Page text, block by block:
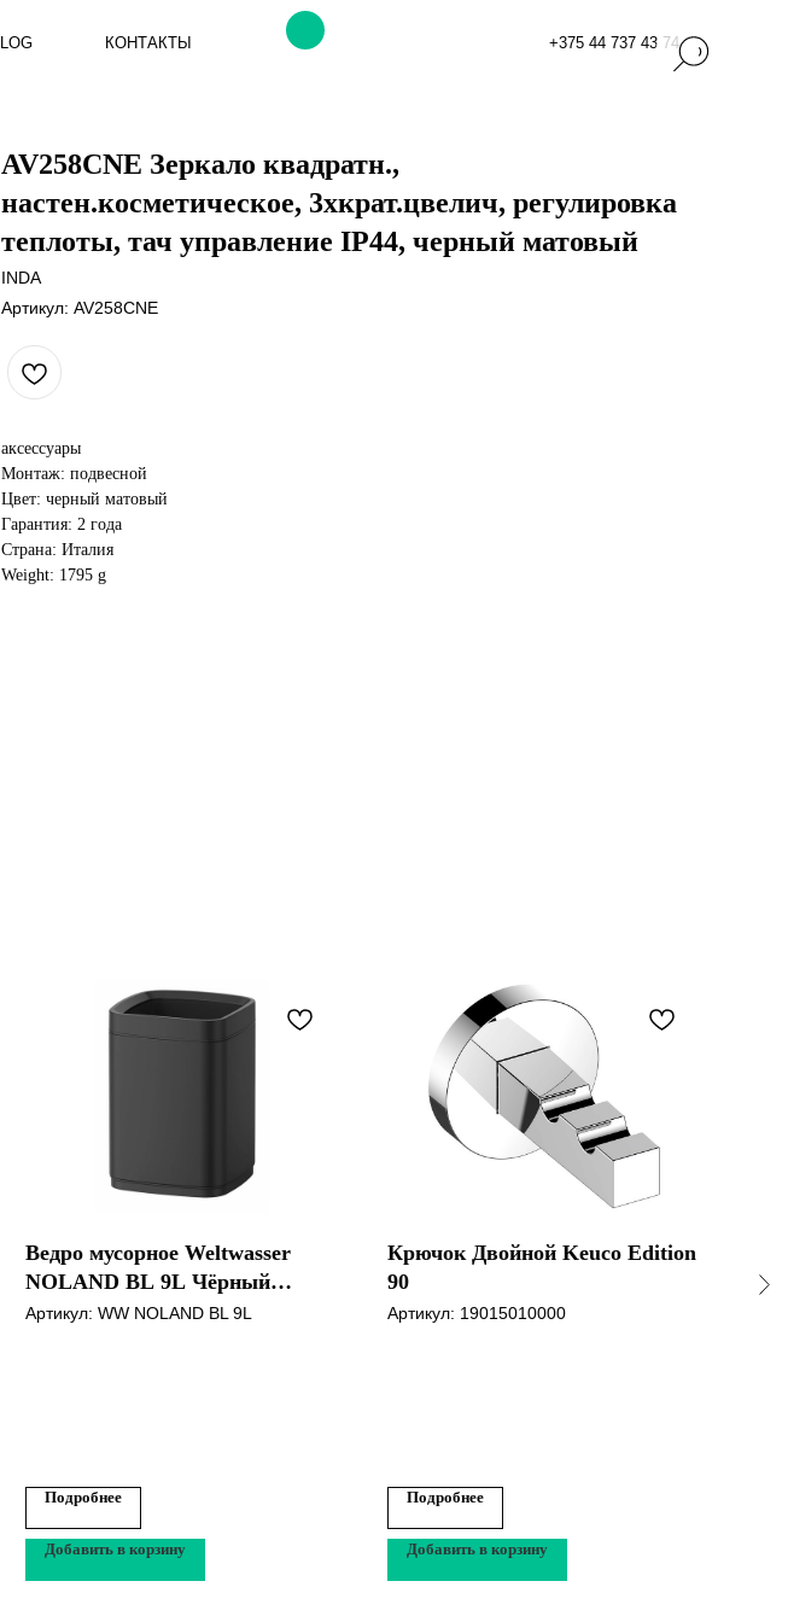
КОНТАКТЫ
AV258CNE Зеркало квадратн.,
настен.косметическое, 3хкрат.цвелич, регулировка
теплоты, тач управление IP44, черный матовый
INDA
Артикул: AV258CNE
аксессуары
Монтаж: подвесной
Цвет: черный матовый
Гарантия: 2 года
Страна: Италия
Weight: 1795 g
Ведро мусорное Weltwasser
NOLAND BL 9L Чёрный
матовый
Артикул: WW NOLAND BL 9L
Подробнее
Добавить в корзину
Крючок Двойной Keuco Edition
90
Артикул: 19015010000
Подробнее
Добавить в корзину